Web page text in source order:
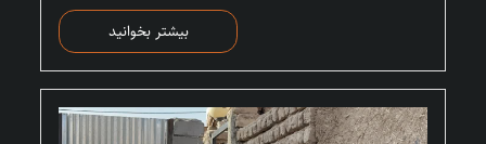
بیشتر بخوانید